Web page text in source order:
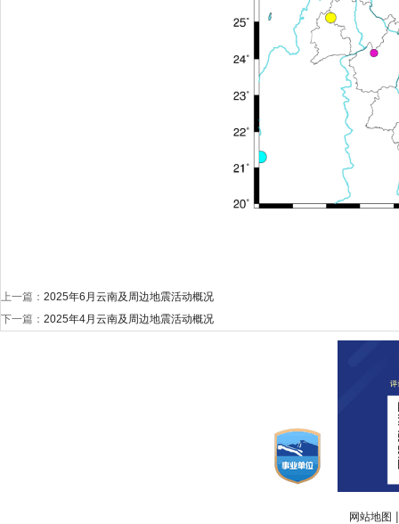
上一篇： 2025年6月云南及周边地震活动概况
下一篇： 2025年4月云南及周边地震活动概况
网站地图